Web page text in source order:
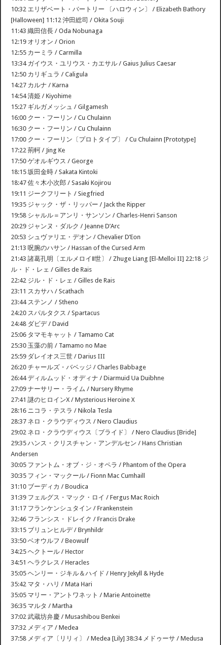
10:32 エリザベート・バートリー 〔ハロウィン〕 / Elizabeth Bathory
[Halloween] 11:12 沖田総司 / Okita Souji
11:43 織田信長 / Oda Nobunaga
12:19 オリオン / Orion
12:55 カーミラ / Carmilla
13:34 ガイウス・ユリウス・カエサル / Gaius Julius Caesar
12:50 カリギュラ / Caligula
14:27 カルナ / Karna
14:54 清姫 / Kiyohime
15:27 ギルガメッシュ / Gilgamesh
16:00 クー・フーリン / Cu Chulainn
16:30 クー・フーリン / Cu Chulainn
17:00 クー・フーリン〔プロトタイプ〕 / Cu Chulainn [Prototype]
17:22 荊軻 / Jing Ke
17:50 ゲオルギウス / George
18:15 坂田金時 / Sakata Kintoki
18:47 佐々木小次郎 / Sasaki Kojirou
19:11 ジークフリート / Siegfried
19:35 ジャック・ザ・リッパー / Jack the Ripper
19:58 シャルル＝アンリ・サンソン / Charles-Henri Sanson
20:29 ジャンヌ・ダルク / Jeanne D’Arc
20:53 シュヴァリエ・デオン / Chevalier D’Eon
21:13 呪腕のハサン / Hassan of the Cursed Arm
21:43 諸葛孔明〔エルメロイⅡ世〕 / Zhuge Liang [El-Melloi II] 22:18 ジ
ル・ド・レェ / Gilles de Rais
22:42 ジル・ド・レェ / Gilles de Rais
23:11 スカサハ / Scathach
23:44 ステンノ / Stheno
24:20 スパルタクス / Spartacus
24:48 ダビデ / David
25:06 タマモキャット / Tamamo Cat
25:30 玉藻の前 / Tamamo no Mae
25:59 ダレイオス三世 / Darius III
26:20 チャールズ・バベッジ / Charles Babbage
26:44 ディルムッド・オディナ / Diarmuid Ua Duibhne
27:09 ナーサリー・ライム / Nursery Rhyme
27:41 謎のヒロインX / Mysterious Heroine X
28:16 ニコラ・テスラ / Nikola Tesla
28:37 ネロ・クラウディウス / Nero Claudius
29:02 ネロ・クラウディウス〔ブライド〕 / Nero Claudius [Bride]
29:35 ハンス・クリスチャン・アンデルセン / Hans Christian
Andersen
30:05 ファントム・オブ・ジ・オペラ / Phantom of the Opera
30:35 フィン・マックール / Fionn Mac Cumhaill
31:10 ブーディカ / Boudica
31:39 フェルグス・マック・ロイ / Fergus Mac Roich
31:17 フランケンシュタイン / Frankenstein
32:46 フランシス・ドレイク / Francis Drake
33:15 ブリュンヒルデ / Brynhildr
33:50 ベオウルフ / Beowulf
34:25 ヘクトール / Hector
34:51 ヘラクレス / Heracles
35:05 ヘンリー・ジキル＆ハイド / Henry Jekyll & Hyde
35:42 マタ・ハリ / Mata Hari
35:05 マリー・アントワネット / Marie Antoinette
36:35 マルタ / Martha
37:02 武蔵坊弁慶 / Musashibou Benkei
37:32 メディア / Medea
37:58 メディア〔リリィ〕 / Medea [Lily] 38:34 メドゥーサ / Medusa